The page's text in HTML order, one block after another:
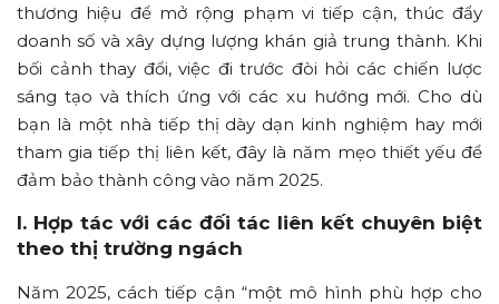
thương hiệu để mở rộng phạm vi tiếp cận, thúc đẩy
doanh số và xây dựng lượng khán giả trung thành. Khi
bối cảnh thay đổi, việc đi trước đòi hỏi các chiến lược
sáng tạo và thích ứng với các xu hướng mới. Cho dù
bạn là một nhà tiếp thị dày dạn kinh nghiệm hay mới
tham gia tiếp thị liên kết, đây là năm mẹo thiết yếu để
đảm bảo thành công vào năm 2025.
I. Hợp tác với các đối tác liên kết chuyên biệt
theo thị trường ngách
Năm 2025, cách tiếp cận “một mô hình phù hợp cho